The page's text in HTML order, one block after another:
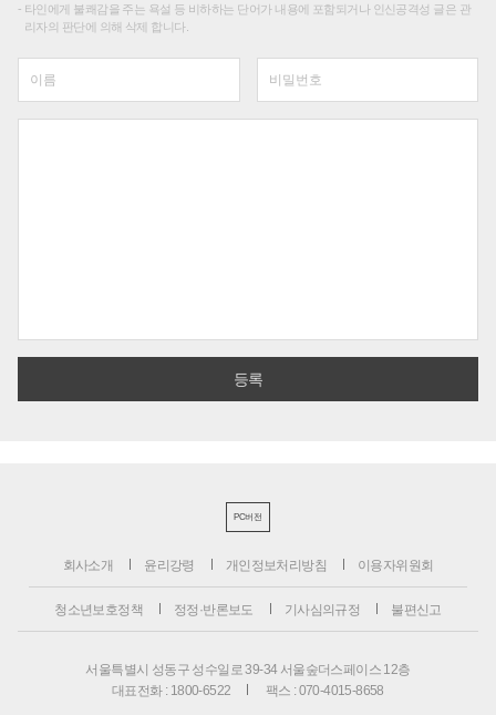
타인에게 불쾌감을 주는 욕설 등 비하하는 단어가 내용에 포함되거나 인신공격성 글은 관
리자의 판단에 의해 삭제 합니다.
PC버전
회사소개 윤리강령 개인정보처리방침 이용자위원회
청소년보호정책 정정·반론보도 기사심의규정 불편신고
서울특별시 성동구 성수일로 39-34 서울숲더스페이스 12층
대표전화 : 1800-6522
팩스 : 070-4015-8658